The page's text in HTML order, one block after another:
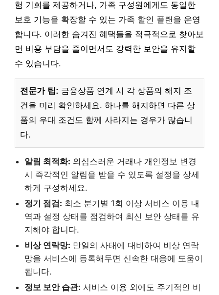
험 기회를 제공하거나, 가족 구성원에게도 동일한
보호 기능을 확장할 수 있는 가족 할인 플랜을 운영
합니다. 이러한 숨겨진 혜택들을 적극적으로 찾아보
면 비용 부담을 줄이면서도 강력한 보안을 유지할
수 있습니다.
전문가 팁: 금융상품 연계 시 각 상품의 해지 조
건을 미리 확인하세요. 하나를 해지하면 다른 상
품의 우대 조건도 함께 사라지는 경우가 많습니
다.
알림 최적화: 의심스러운 거래나 개인정보 변경
시 즉각적인 알림을 받을 수 있도록 설정을 상세
하게 구성하세요.
정기 점검: 최소 분기별 1회 이상 서비스 이용 내
역과 설정 상태를 점검하여 최신 보안 상태를 유
지해야 합니다.
비상 연락망: 만일의 사태에 대비하여 비상 연락
망을 서비스에 등록해두면 신속한 대응에 도움이
됩니다.
정보 보안 습관: 서비스 이용 외에도 주기적인 비